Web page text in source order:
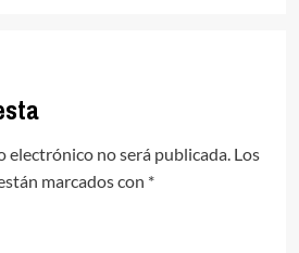
electrónico no será publicada. Los
marcados con *